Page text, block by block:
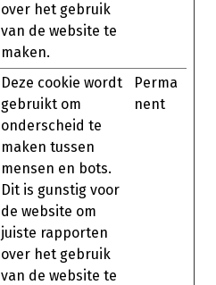
over het gebruik
van de website te
maken.
Deze cookie wordt
gebruikt om
onderscheid te
maken tussen
mensen en bots.
Dit is gunstig voor
de website om
juiste rapporten
over het gebruik
van de website te
Perma
nent